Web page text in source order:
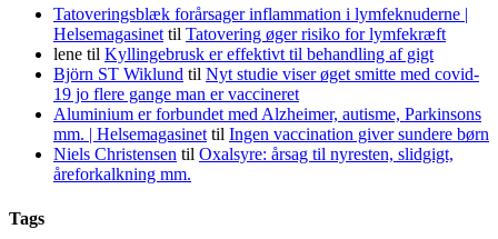
Tatoveringsblæk forårsager inflammation i lymfeknuderne |
Helsemagasinettil Tatovering øger risiko for lymfekræft
lene til Kyllingebrusk er effektivt til behandling af gigt
Björn ST Wiklund til Nyt studie viser øget smitte med covid-
19 jo flere gange man er vaccineret
Aluminium er forbundet med Alzheimer, autisme, Parkinsons
mm. | Helsemagasinettil Ingen vaccination giver sundere børn
Niels Christensen til Oxalsyre: årsag til nyresten, slidgigt,
åreforkalkning mm.
Tags